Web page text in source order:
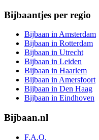
Bijbaantjes per regio
Bijbaan in Amsterdam
Bijbaan in Rotterdam
Bijbaan in Utrecht
Bijbaan in Leiden
Bijbaan in Haarlem
Bijbaan in Amersfoort
Bijbaan in Den Haag
Bijbaan in Eindhoven
Bijbaan.nl
F.A.Q.